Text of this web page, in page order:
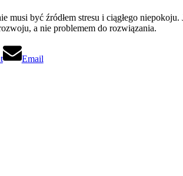
musi być źródłem stresu i ciągłego
a nie problemem do rozwiązania.
Email